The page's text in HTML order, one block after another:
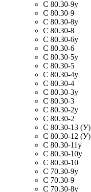
С 80.30-9у
С 80.30-9
С 80.30-8у
С 80.30-8
С 80.30-6у
С 80.30-6
С 80.30-5у
С 80.30-5
С 80.30-4у
С 80.30-4
С 80.30-3у
С 80.30-3
С 80.30-2у
С 80.30-2
С 80.30-13 (У)
С 80.30-12 (У)
С 80.30-11у
С 80.30-10у
С 80.30-10
С 70.30-9у
С 70.30-9
С 70.30-8у